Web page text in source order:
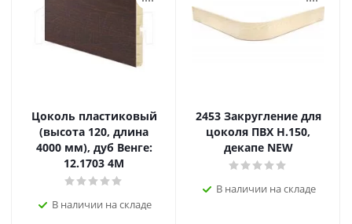
Цоколь пластиковый
(высота 120, длина
4000 мм), дуб Венге:
12.1703 4M
В наличии на складе
2453 Закругление для
цоколя ПВХ Н.150,
декапе NEW
В наличии на складе